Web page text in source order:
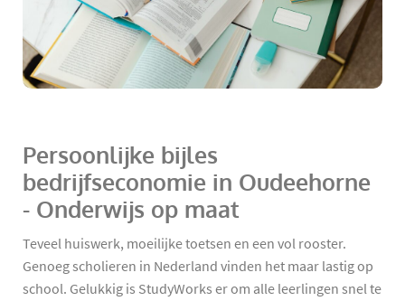
Persoonlijke bijles
bedrijfseconomie in Oudeehorne
- Onderwijs op maat
Teveel huiswerk, moeilijke toetsen en een vol rooster.
Genoeg scholieren in Nederland vinden het maar lastig op
school. Gelukkig is StudyWorks er om alle leerlingen snel te